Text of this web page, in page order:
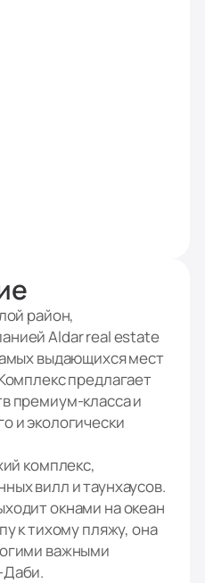
район,
Aldar real estate
выдающихся мест
предлагает
премиум-класса и
и экологически
комплекс,
вилл и таунхаусов.
окнами на океан
к тихому пляжу, она
важными
Даби.